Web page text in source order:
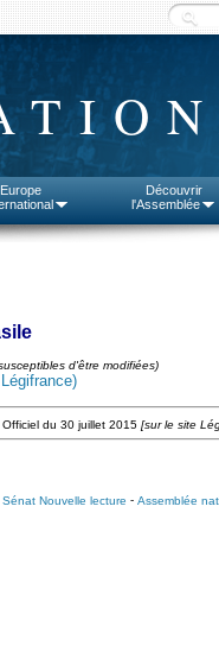
Europe
Découvrir
l'Assemblée
d'être modifiées)
du 30 juillet 2015 [sur le site
Sénat Nouvelle lecture - Assemblée